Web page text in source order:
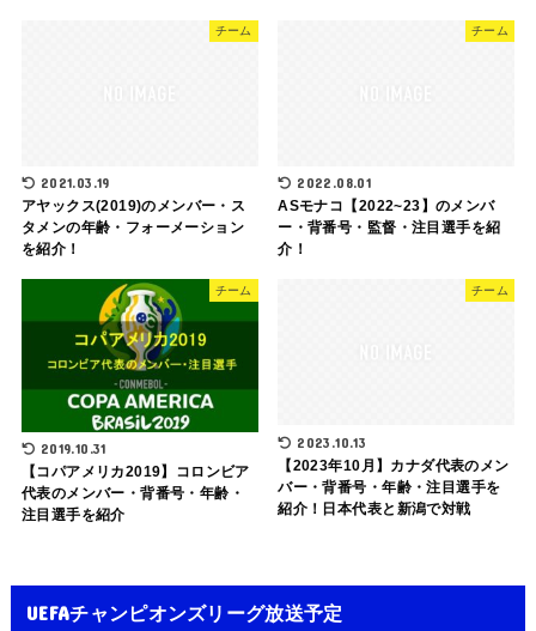
チーム
2021.03.19
アヤックス(2019)のメンバー・ス
タメンの年齢・フォーメーション
を紹介！
チーム
2022.08.01
ASモナコ【2022~23】のメンバ
ー・背番号・監督・注目選手を紹
介！
チーム
2019.10.31
【コパアメリカ2019】コロンビア
代表のメンバー・背番号・年齢・
注目選手を紹介
チーム
2023.10.13
【2023年10月】カナダ代表のメン
バー・背番号・年齢・注目選手を
紹介！日本代表と新潟で対戦
UEFAチャンピオンズリーグ放送予定